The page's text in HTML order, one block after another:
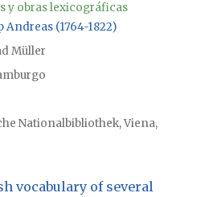
y obras lexicográficas
(1764-1822)
Müller
Nationalbibliothek, Viena,
vocabulary of several